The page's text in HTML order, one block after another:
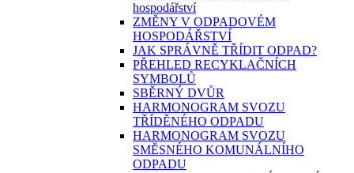
hospodářství
ZMĚNY V ODPADOVÉM
HOSPODÁŘSTVÍ
JAK SPRÁVNĚ TŘÍDIT ODPAD?
PŘEHLED RECYKLAČNÍCH
SYMBOLŮ
SBĚRNÝ DVŮR
HARMONOGRAM SVOZU
TŘÍDĚNÉHO ODPADU
HARMONOGRAM SVOZU
SMĚSNÉHO KOMUNÁLNÍHO
ODPADU